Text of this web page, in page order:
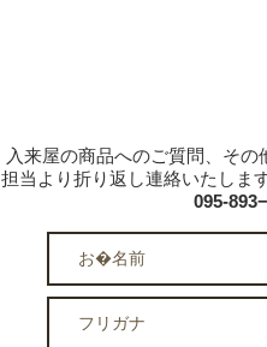
入来屋の商品へのご質問、その
担当より折り返し連絡いたしま
095-